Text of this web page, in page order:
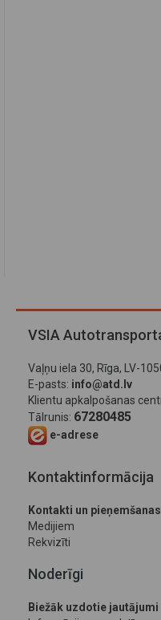
VSIA
Vaļņu iela 30, Rīga, LV-
E-pasts: info@atd.lv
Klientu apkalpošanas
Tālrunis: 67280485
e-adrese
Kontaktinformācija
Kontakti un
Medijiem
Rekvizīti
Noderīgi
Biežāk uzdotie jautājumi